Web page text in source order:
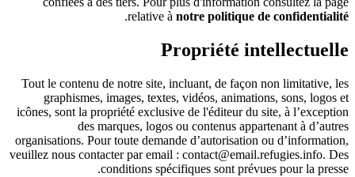
relative à notre politique de confidentialité
.
Propriété intellectuelle
Tout le contenu de notre site, incluant, de façon non limitative, les
graphismes, images, textes, vidéos, animations, sons, logos et
icônes, sont la propriété exclusive de l'éditeur du site, à l’exception
des marques, logos ou contenus appartenant à d’autres
organisations. Pour toute demande d’autorisation ou d’information,
veuillez nous contacter par email : contact@email.refugies.info. Des
conditions spécifiques sont prévues pour la presse.